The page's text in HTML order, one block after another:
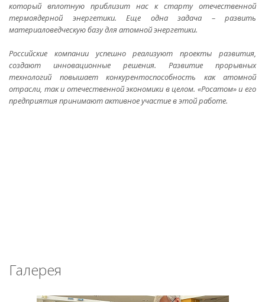
который вплотную приблизит нас к старту отечественной
термоядерной энергетики. Еще одна задача – развить
материаловедческую базу для атомной энергетики.
Российские компании успешно реализуют проекты развития,
создают инновационные решения. Развитие прорывных
технологий повышает конкурентоспособность как атомной
отрасли, так и отечественной экономики в целом. «Росатом» и его
предприятия принимают активное участие в этой работе.
Галерея